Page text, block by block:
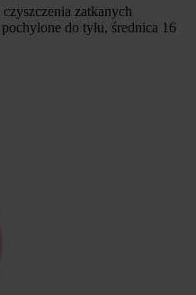
zatkanych
do tyłu, średnica 16